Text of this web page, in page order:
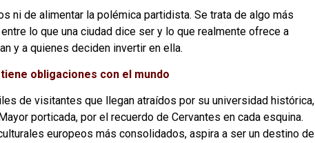
ni de alimentar la polémica partidista. Se trata de algo más
lo que una ciudad dice ser y lo que realmente ofrece a
y a quienes deciden invertir en ella.
obligaciones con el mundo
de visitantes que llegan atraídos por su universidad histórica,
porticada, por el recuerdo de Cervantes en cada esquina.
europeos más consolidados, aspira a ser un destino de